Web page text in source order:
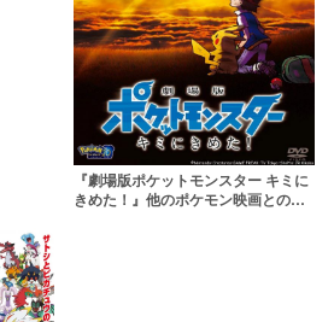
『劇場版ポケットモンスター キミに
きめた！』他のポケモン映画との違